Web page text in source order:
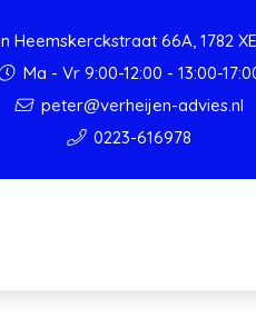
Heemskerckstraat 66A, 1782
Ma - Vr 9:00-12:00 - 13:00-
peter@verheijen-advies.nl
0223-616978